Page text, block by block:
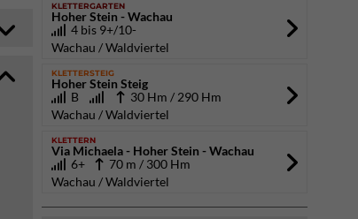
KLETTERGARTEN
Hoher Stein - Wachau
4 bis 9+/10-
Wachau / Waldviertel
KLETTERSTEIG
Hoher Stein Steig
B
30 Hm / 290 Hm
Wachau / Waldviertel
KLETTERN
Via Michaela - Hoher Stein - Wachau
6+
70 m / 300 Hm
Wachau / Waldviertel